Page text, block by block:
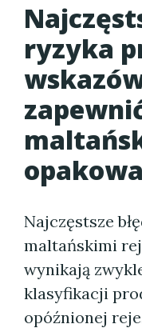
ryzyka
Najczęstsze
maltańskimi
wynikają
klasyfikacji
opóźnionej